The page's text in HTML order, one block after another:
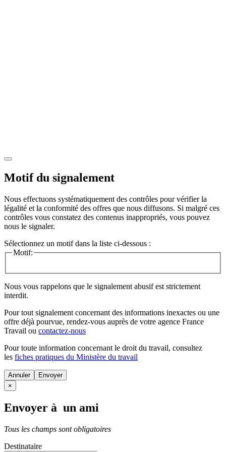
Motif du signalement
Nous effectuons systématiquement des contrôles pour vérifier la
légalité et la conformité des offres que nous diffusons. Si malgré ces
contrôles vous constatez des contenus inappropriés, vous pouvez
nous le signaler.
Sélectionnez un motif dans la liste ci-dessous :
Motif:
Nous vous rappelons que le signalement abusif est strictement
interdit.
Pour tout signalement concernant des informations inexactes ou une
offre déjà pourvue, rendez-vous auprès de votre agence France
Travail ou contactez-nous
Pour toute information concernant le droit du travail, consultez
les fiches pratiques du Ministère du travail
Annuler
×
Envoyer à un ami
Tous les champs sont obligatoires
Destinataire